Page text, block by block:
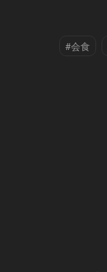
#会食